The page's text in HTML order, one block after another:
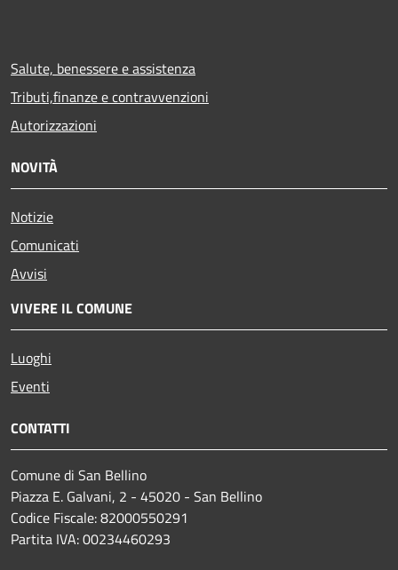
Salute, benessere e assistenza
Tributi,finanze e contravvenzioni
Autorizzazioni
NOVITÀ
Notizie
Comunicati
Avvisi
VIVERE IL COMUNE
Luoghi
Eventi
CONTATTI
Comune di San Bellino
Piazza E. Galvani, 2 - 45020 - San Bellino
Codice Fiscale: 82000550291
Partita IVA: 00234460293